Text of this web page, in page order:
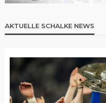
AKTUELLE SCHALKE NEWS